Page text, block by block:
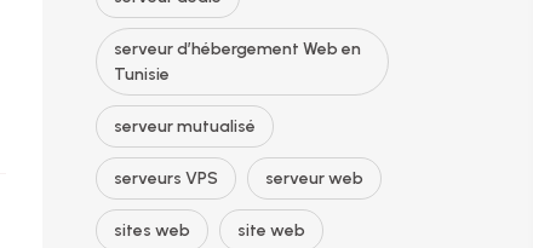
serveur d’hébergement Web en
Tunisie
serveur mutualisé
serveurs VPS serveur web
sites web site web